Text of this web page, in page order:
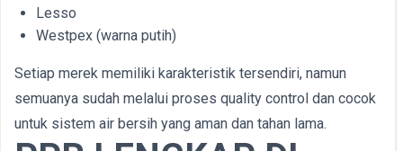
Lesso
Westpex (warna putih)
Setiap merek memiliki karakteristik tersendiri, namun
semuanya sudah melalui proses quality control dan cocok
untuk sistem air bersih yang aman dan tahan lama.